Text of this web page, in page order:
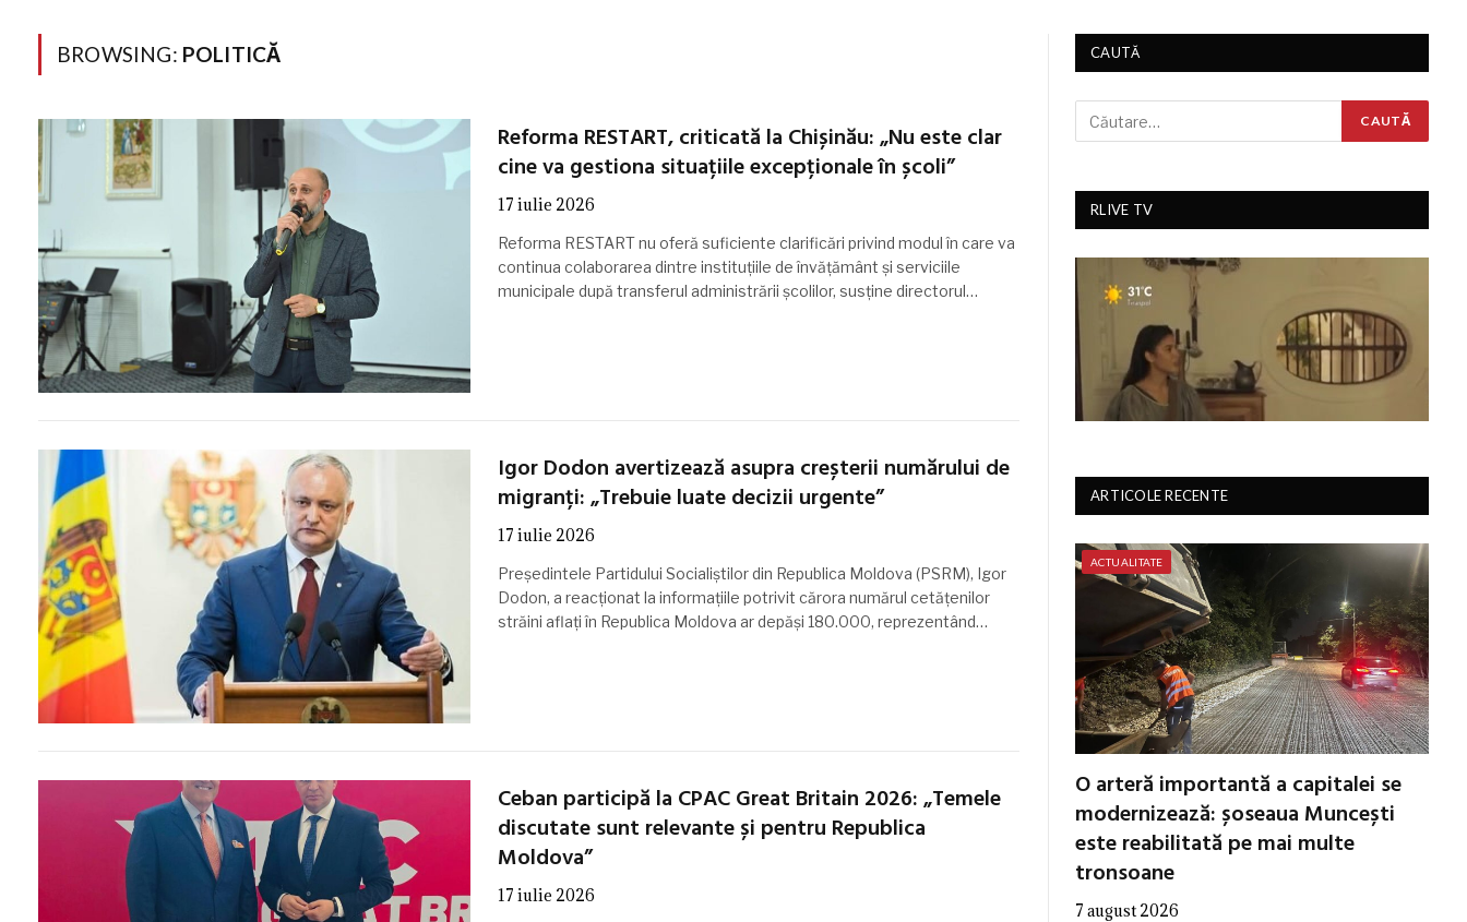
BROWSING: POLITICĂ
Reforma RESTART, criticată la Chișinău: „Nu este clar
cine va gestiona situațiile excepționale în școli”
17 iulie 2026
Reforma RESTART nu oferă suficiente clarificări privind modul în care va
continua colaborarea dintre instituțiile de învățământ și serviciile
municipale după transferul administrării școlilor, susține directorul…
Igor Dodon avertizează asupra creșterii numărului de
migranți: „Trebuie luate decizii urgente”
17 iulie 2026
Președintele Partidului Socialiștilor din Republica Moldova (PSRM), Igor
Dodon, a reacționat la informațiile potrivit cărora numărul cetățenilor
străini aflați în Republica Moldova ar depăși 180.000, reprezentând…
Ceban participă la CPAC Great Britain 2026: „Temele
discutate sunt relevante și pentru Republica
Moldova”
17 iulie 2026
CAUTĂ
RLIVE TV
ARTICOLE RECENTE
ACTUALITATE
O arteră importantă a capitalei se
modernizează: șoseaua Muncești
este reabilitată pe mai multe
tronsoane
7 august 2026